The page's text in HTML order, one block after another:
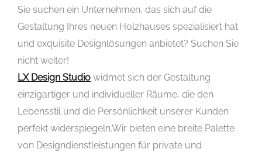
Sie suchen ein Unternehmen, das sich auf die
Gestaltung Ihres neuen Holzhauses spezialisiert hat
und exquisite Designlösungen anbietet? Suchen Sie
nicht weiter!
LX Design Studio widmet sich der Gestaltung
einzigartiger und individueller Räume, die den
Lebensstil und die Persönlichkeit unserer Kunden
perfekt widerspiegeln.Wir bieten eine breite Palette
von Designdienstleistungen für private und